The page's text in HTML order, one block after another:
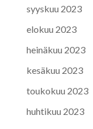
syyskuu 2023
elokuu 2023
heinäkuu 2023
kesäkuu 2023
toukokuu 2023
huhtikuu 2023